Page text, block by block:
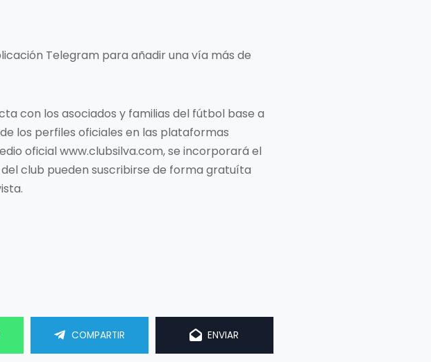
Telegram para añadir una vía más de
con los asociados y familias del fútbol base a
los perfiles oficiales en las plataformas
oficial www.clubsilva.com, se incorporará el
club pueden suscribirse de forma gratuíta
COMPARTIR ENVIAR